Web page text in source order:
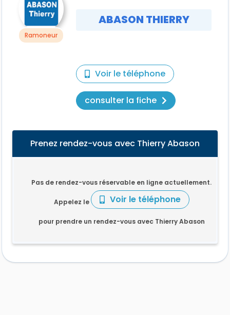
Ramoneur
ABASON THIERRY
Voir le téléphone
consulter la fiche
Prenez rendez-vous avec Thierry Abason
Pas de rendez-vous réservable en ligne actuellement.
Appelez le Voir le téléphone
pour prendre un rendez-vous avec Thierry Abason